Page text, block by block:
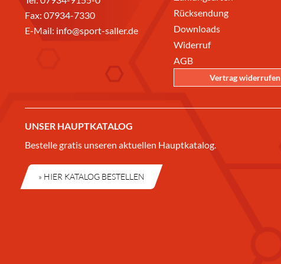
Fax: 07934-7330
E-Mail: info@sport-saller.de
Rücksendung
Downloads
Widerruf
AGB
Vertrag widerrufen
UNSER HAUPTKATALOG
Bestelle gratis unseren aktuellen Hauptkatalog.
» HIER KATALOG BESTELLEN